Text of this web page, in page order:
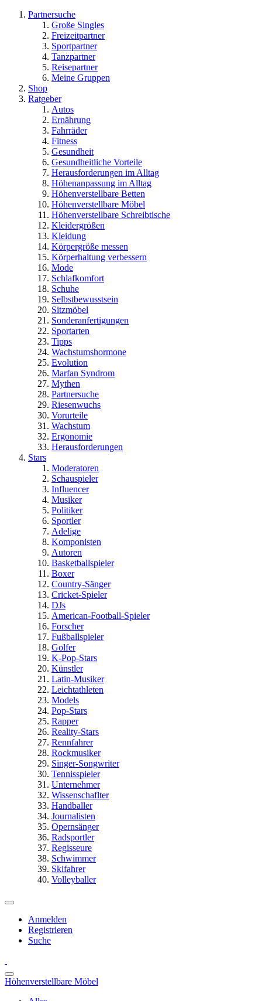
Partnersuche
Große Singles
Freizeitpartner
Sportpartner
Tanzpartner
Reisepartner
Meine Gruppen
Shop
Ratgeber
Autos
Ernährung
Fahrräder
Fitness
Gesundheit
Gesundheitliche Vorteile
Herausforderungen im Alltag
Höhenanpassung im Alltag
Höhenverstellbare Betten
Höhenverstellbare Möbel
Höhenverstellbare Schreibtische
Kleidergrößen
Kleidung
Körpergröße messen
Körperhaltung verbessern
Mode
Schlafkomfort
Schuhe
Selbstbewusstsein
Sitzmöbel
Sonderanfertigungen
Sportarten
Tipps
Wachstumshormone
Evolution
Marfan Syndrom
Mythen
Partnersuche
Riesenwuchs
Vorurteile
Wachstum
Ergonomie
Herausforderungen
Stars
Moderatoren
Schauspieler
Influencer
Musiker
Politiker
Sportler
Adelige
Komponisten
Autoren
Basketballspieler
Boxer
Country-Sänger
Cricket-Spieler
DJs
American-Football-Spieler
Forscher
Fußballspieler
Golfer
K-Pop-Stars
Künstler
Latin-Musiker
Leichtathleten
Models
Pop-Stars
Rapper
Reality-Stars
Rennfahrer
Rockmusiker
Singer-Songwriter
Tennisspieler
Unternehmer
Wissenschaflter
Handballer
Journalisten
Opernsänger
Radsportler
Regisseure
Schwimmer
Skifahrer
Volleyballer
Anmelden
Registrieren
Suche
Höhenverstellbare Möbel